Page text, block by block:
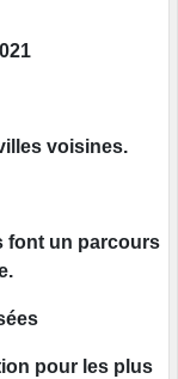
voisines.
font un parcours
pour les plus